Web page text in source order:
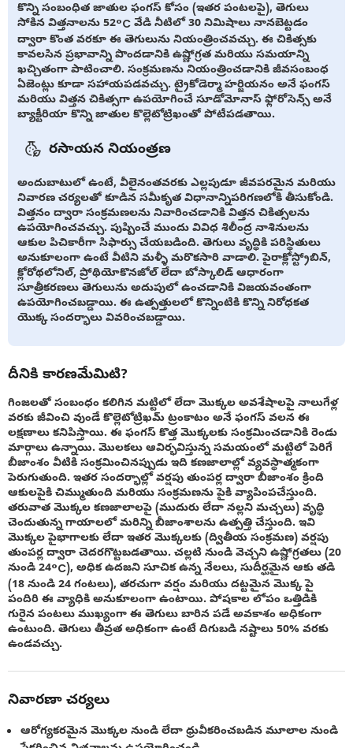
కొన్ని సంబంధిత జాతుల ఫంగస్ కోసం (ఇతర పంటలపై), తెగులు
సోకిన విత్తనాలను 52°C వేడి నీటిలో 30 నిమిషాలు నానబెట్టడం
ద్వారా కొంత వరకూ ఈ తెగులును నియంత్రించవచ్చు. ఈ చికిత్సకు
కావలసిన ప్రభావాన్ని పొందడానికి ఉష్ణోగ్రత మరియు సమయాన్ని
ఖచ్చితంగా పాటించాలి. సంక్రమణను నియంత్రించడానికి జీవసంబంధ
ఏజెంట్లు కూడా సహాయపడవచ్చు. ట్రైకోడెర్మా హర్జియనం అనే ఫంగస్
మరియు విత్తన చికిత్సగా ఉపయోగించే సూడోమోనాస్ ఫ్లోరోసెన్స్ అనే
బ్యాక్టీరియా కొన్ని జాతుల కొల్లెటోట్రిఖంతో పోటీపడతాయి.
రసాయన నియంత్రణ
అందుబాటులో ఉంటే, వీలైనంతవరకు ఎల్లపుడూ జీవపరమైన మరియు
నివారణ చర్యలతో కూడిన సమీకృత విధానాన్నిపరిగణలోకి తీసుకోండి.
విత్తనం ద్వారా సంక్రమణలను నివారించడానికి విత్తన చికిత్సలను
ఉపయోగించవచ్చు. పుష్పించే ముందు వివిధ శిలీంద్ర నాశినులను
ఆకుల పిచికారీగా సిఫార్సు చేయబడింది. తెగులు వృద్ధికి పరిస్థితులు
అనుకూలంగా ఉంటే వీటిని మళ్ళీ మరొకసారి వాడాలి. పైరాక్లోస్ట్రోబిన్,
క్లోరోథలోనిల్, ప్రోథియోకొనజోల్ లేదా బోస్కాలిడ్ ఆధారంగా
సూత్రీకరణలు తెగులును అదుపులో ఉంచడానికి విజయవంతంగా
ఉపయోగించబడ్డాయి. ఈ ఉత్పత్తులలో కొన్నింటికి కొన్ని నిరోధకత
యొక్క సందర్భాలు వివరించబడ్డాయి.
దీనికి కారణమేమిటి?
గింజలతో సంబంధం కలిగిన మట్టిలో లేదా మొక్కల అవశేషాలపై నాలుగేళ్ల
వరకు జీవించి వుండే కొల్లెటోట్రిఖమ్ ట్రంకాటం అనే ఫంగస్ వలన ఈ
లక్షణాలు కనిపిస్తాయి. ఈ ఫంగస్ కొత్త మొక్కలకు సంక్రమించడానికి రెండు
మార్గాలు ఉన్నాయి. మొలకలు ఆవిర్భవిస్తున్న సమయంలో మట్టిలో పెరిగే
బీజాంశం వీటికి సంక్రమించినప్పుడు ఇది కణజాలాల్లో వ్యవస్థాత్మకంగా
పెరుగుతుంది. ఇతర సందర్భాల్లో వర్షపు తుంపర్ల ద్వారా బీజాంశం క్రింది
ఆకులపైకి చిమ్ముతుంది మరియు సంక్రమణను పైకి వ్యాపింపచేస్తుంది.
తరువాత మొక్కల కణజాలాలపై (ముదురు లేదా నల్లని మచ్చలు) వృద్ధి
చెందుతున్న గాయాలలో మరిన్ని బీజాంశాలను ఉత్పత్తి చేస్తుంది. ఇవి
మొక్కల పైభాగాలకు లేదా ఇతర మొక్కలకు (ద్వితీయ సంక్రమణ) వర్షపు
తుంపర్ల ద్వారా చెదరగొట్టబడతాయి. చల్లటి నుండి వెచ్చని ఉష్ణోగ్రతలు (20
నుండి 24°C), అధిక ఉదజని సూచిక ఉన్న నేలలు, సుదీర్ఘమైన ఆకు తడి
(18 నుండి 24 గంటలు), తరచుగా వర్షం మరియు దట్టమైన మొక్క పై
పందిరి ఈ వ్యాధికి అనుకూలంగా ఉంటాయి. పోషకాల లోపం ఒత్తిడికి
గురైన పంటలు ముఖ్యంగా ఈ తెగులు బారిన పడే అవకాశం అధికంగా
ఉంటుంది. తెగులు తీవ్రత అధికంగా ఉంటే దిగుబడి నష్టాలు 50% వరకు
ఉండవచ్చు.
నివారణా చర్యలు
ఆరోగ్యకరమైన మొక్కల నుండి లేదా ధ్రువీకరించబడిన మూలాల నుండి